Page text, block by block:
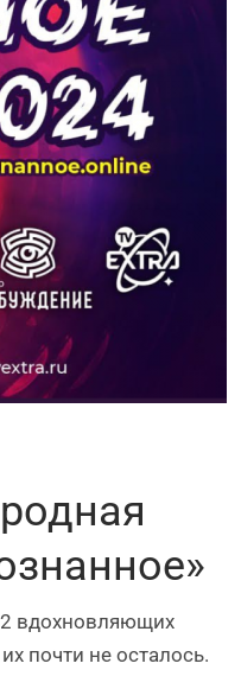
2 вдохновляющих
почти не осталось.